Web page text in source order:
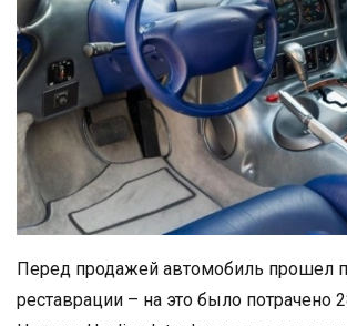
Перед продажей автомобиль прошел
реставрации – на это было потрачено